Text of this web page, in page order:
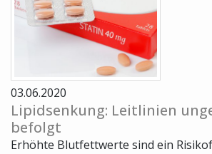
03.06.2020
Lipidsenkung: Leitlinien
befolgt
Erhöhte Blutfettwerte sind ein